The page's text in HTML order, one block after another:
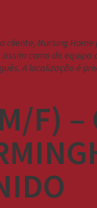
Nursing
como da
A localização é
F) –